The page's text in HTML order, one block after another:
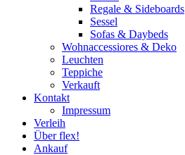
Regale & Sideboards
Sessel
Sofas & Daybeds
Wohnaccessiores & Deko
Leuchten
Teppiche
Verkauft
Kontakt
Impressum
Verleih
Über flex!
Ankauf